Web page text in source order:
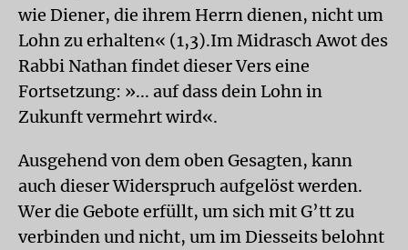
wie Diener, die ihrem Herrn dienen, nicht um
Lohn zu erhalten« (1,3).Im Midrasch Awot des
Rabbi Nathan findet dieser Vers eine
Fortsetzung: »... auf dass dein Lohn in
Zukunft vermehrt wird«.
Ausgehend von dem oben Gesagten, kann
auch dieser Widerspruch aufgelöst werden.
Wer die Gebote erfüllt, um sich mit G’tt zu
verbinden und nicht, um im Diesseits belohnt